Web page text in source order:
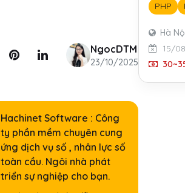
NgocDTM
23/10/2025
Hachinet Software : Công
ty phần mềm chuyên cung
ứng dịch vụ số , nhân lực số
toàn cầu. Ngôi nhà phát
triển sự nghiệp cho bạn.
PHP
Hà
15/